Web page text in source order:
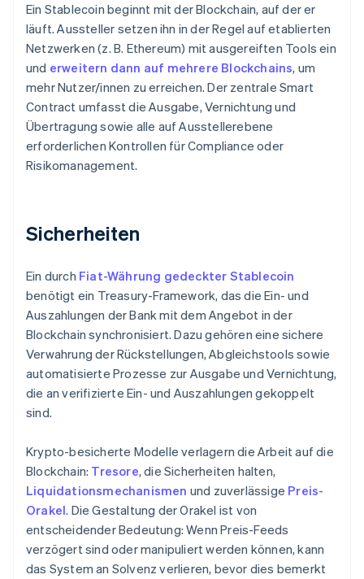
Ein Stablecoin beginnt mit der Blockchain, auf der er
läuft. Aussteller setzen ihn in der Regel auf etablierten
Netzwerken (z. B. Ethereum) mit ausgereiften Tools ein
und erweitern dann auf mehrere Blockchains, um
mehr Nutzer/innen zu erreichen. Der zentrale Smart
Contract umfasst die Ausgabe, Vernichtung und
Übertragung sowie alle auf Ausstellerebene
erforderlichen Kontrollen für Compliance oder
Risikomanagement.
Sicherheiten
Ein durch Fiat-Währung gedeckter Stablecoin
benötigt ein Treasury-Framework, das die Ein- und
Auszahlungen der Bank mit dem Angebot in der
Blockchain synchronisiert. Dazu gehören eine sichere
Verwahrung der Rückstellungen, Abgleichstools sowie
automatisierte Prozesse zur Ausgabe und Vernichtung,
die an verifizierte Ein- und Auszahlungen gekoppelt
sind.
Krypto-besicherte Modelle verlagern die Arbeit auf die
Blockchain: Tresore, die Sicherheiten halten,
Liquidationsmechanismen und zuverlässige Preis-
Orakel. Die Gestaltung der Orakel ist von
entscheidender Bedeutung: Wenn Preis-Feeds
verzögert sind oder manipuliert werden können, kann
das System an Solvenz verlieren, bevor dies bemerkt